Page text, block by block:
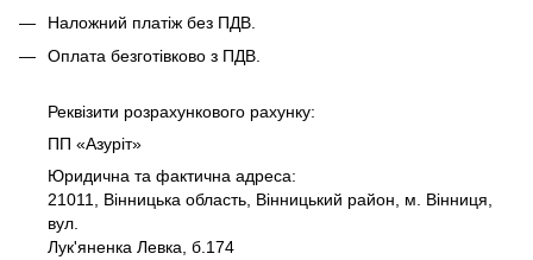
Наложний платіж без ПДВ.
Оплата безготівково з ПДВ.
Реквізити розрахункового рахунку:
ПП «Азуріт»
Юридична та фактична адреса:
21011, Вінницька область, Вінницький район, м. Вінниця,
вул.
Лук'яненка Левка, б.174